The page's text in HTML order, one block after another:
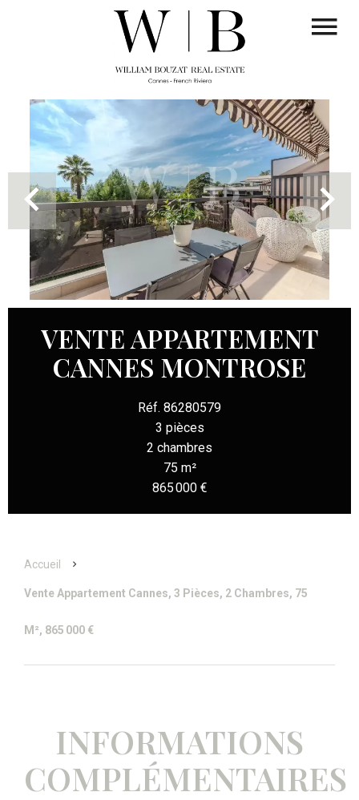
VENTE APPARTEMENT
CANNES MONTROSE
Réf. 86280579
3 pièces
2 chambres
75 m²
865 000 €
Accueil
Vente Appartement Cannes, 3 Pièces, 2 Chambres, 75
M², 865 000 €
INFORMATIONS
COMPLÉMENTAIRES